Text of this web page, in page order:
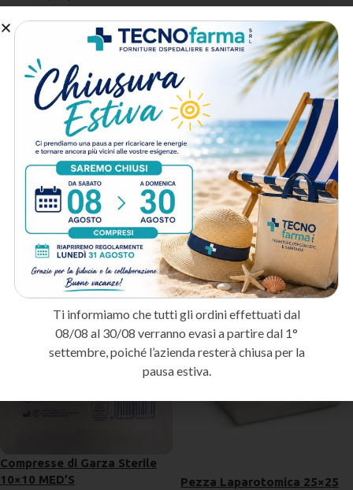
Medici e professionisti sanitari: Per dotare lo studio medico o
l’ambulatorio con prodotti di qualità certificata.
Cliniche e strutture ospedaliere: Per ordini periodici con servizio
personalizzato e fatturazione PA.
Centri estetici e farmacie: Per completare la dotazione
professionale con prodotti selezionati.
Metodo di spedizione
Prodotti correlati
Compresse di Garza Sterile
10×10 MED’S
IN ARRIVO
PRENOTA
Pezza Laparotomica 25×25
Ti informiamo che tutti gli ordini effettuati dal
08/08 al 30/08 verranno evasi a partire dal 1°
settembre, poiché l’azienda resterà chiusa per la
pausa estiva.